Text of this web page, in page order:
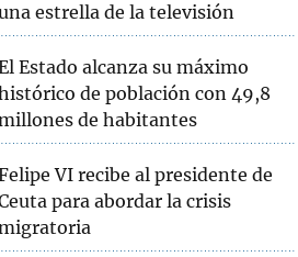
estrella de la televisión
Estado alcanza su máximo
de población con 49,8
de habitantes
VI recibe al presidente de
para abordar la crisis